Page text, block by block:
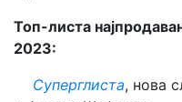
Топ-листа
2023:
Суперглиста, нова